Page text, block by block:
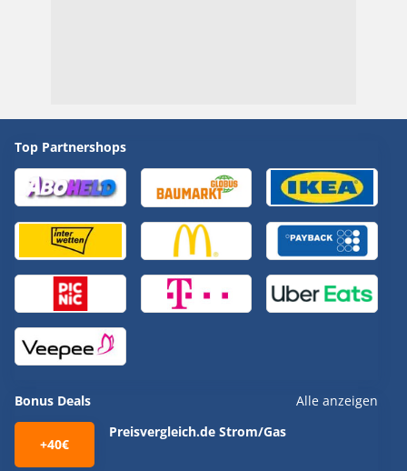
Top Partnershops
Bonus Deals Alle anzeigen
+40€
Preisvergleich.de Strom/Gas